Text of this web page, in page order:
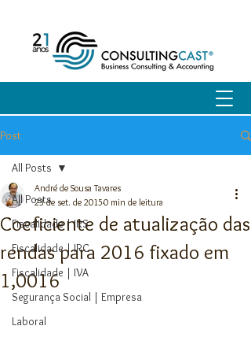
Post
All Posts
Fiscalidade | IRS
Fiscalidade | IRC
Fiscalidade | IVA
Segurança Social | Empresa
Laboral
All Posts
Coeficiente de atualização das
rendas para 2016 fixado em
1,0016
André de Sousa Tavares
23 de set. de 20150 min de leitura